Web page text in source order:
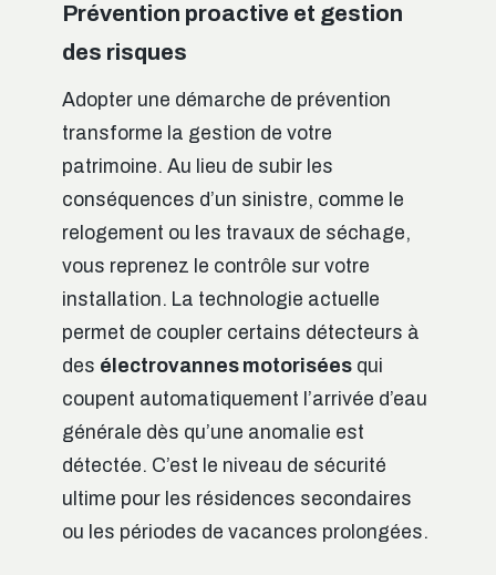
Prévention proactive et gestion
des risques
Adopter une démarche de prévention
transforme la gestion de votre
patrimoine. Au lieu de subir les
conséquences d’un sinistre, comme le
relogement ou les travaux de séchage,
vous reprenez le contrôle sur votre
installation. La technologie actuelle
permet de coupler certains détecteurs à
des électrovannes motorisées qui
coupent automatiquement l’arrivée d’eau
générale dès qu’une anomalie est
détectée. C’est le niveau de sécurité
ultime pour les résidences secondaires
ou les périodes de vacances prolongées.